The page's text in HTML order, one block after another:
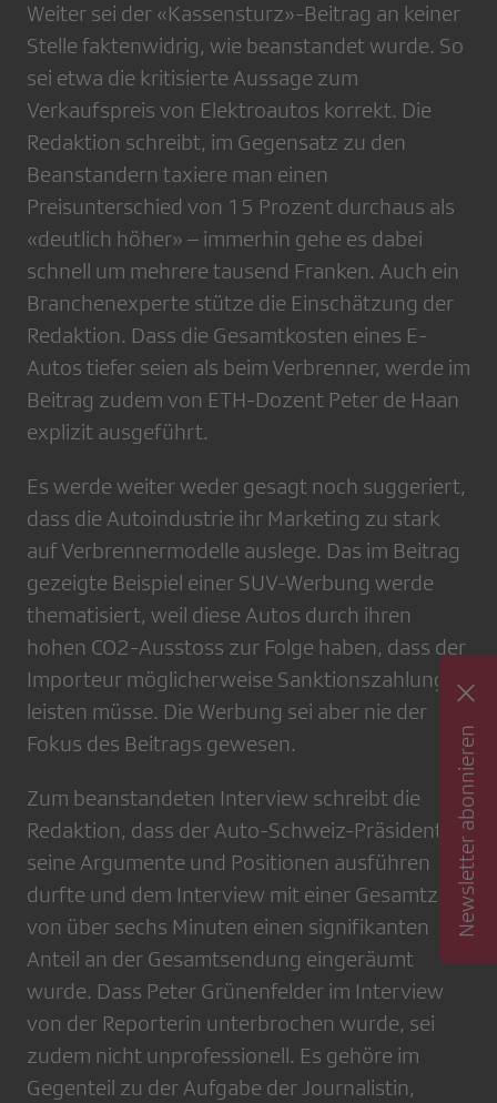
Weiter sei der «Kassensturz»-Beitrag an keiner
Stelle faktenwidrig, wie beanstandet wurde. So
sei etwa die kritisierte Aussage zum
Verkaufspreis von Elektroautos korrekt. Die
Redaktion schreibt, im Gegensatz zu den
Beanstandern taxiere man einen
Preisunterschied von 15 Prozent durchaus als
«deutlich höher» – immerhin gehe es dabei
schnell um mehrere tausend Franken. Auch ein
Branchenexperte stütze die Einschätzung der
Redaktion. Dass die Gesamtkosten eines E-
Autos tiefer seien als beim Verbrenner, werde im
Beitrag zudem von ETH-Dozent Peter de Haan
explizit ausgeführt.
Es werde weiter weder gesagt noch suggeriert,
dass die Autoindustrie ihr Marketing zu stark
auf Verbrennermodelle auslege. Das im Beitrag
gezeigte Beispiel einer SUV-Werbung werde
thematisiert, weil diese Autos durch ihren
hohen CO2-Ausstoss zur Folge haben, dass der
Importeur möglicherweise Sanktionszahlungen
leisten müsse. Die Werbung sei aber nie der
Fokus des Beitrags gewesen.
Zum beanstandeten Interview schreibt die
Redaktion, dass der Auto-Schweiz-Präsident
seine Argumente und Positionen ausführen
durfte und dem Interview mit einer Gesamtzeit
von über sechs Minuten einen signifikanten
Anteil an der Gesamtsendung eingeräumt
wurde. Dass Peter Grünenfelder im Interview
von der Reporterin unterbrochen wurde, sei
zudem nicht unprofessionell. Es gehöre im
Gegenteil zu der Aufgabe der Journalistin,
Newsletter abonnieren